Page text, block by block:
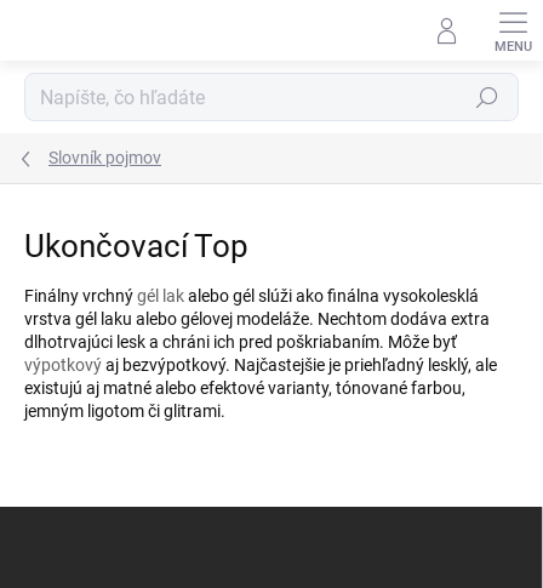
Hľadať
Slovník pojmov
Ukončovací Top
Finálny vrchnýgél lakalebo gél slúži ako finálna vysokolesklá
vrstva gél laku alebo gélovej modeláže. Nechtom dodáva extra
dlhotrvajúci lesk a chráni ich pred poškriabaním. Môže byť
výpotkovýaj bezvýpotkový. Najčastejšie je priehľadný lesklý, ale
existujú aj matné alebo efektové varianty, tónované farbou,
jemným ligotom či glitrami.